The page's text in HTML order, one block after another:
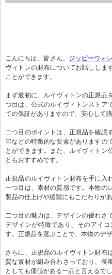
こんにちは、皆さん。 ジッピーウォ
ヴィトンの財布についてお話ししま
ことができます。
まず最初に、ルイヴィトンの正規品
つ目は、公式のルイヴィトンストア
ての保証がありますので、安心して
二つ目のポイントは、正規品を確認
印などの特徴的な要素がありますの
とができます。また、ルイヴィトン
ともおすすめです。
正規品のルイヴィトン財布を手に入
一つ目は、素材の質感です。本物の
製品の仕上げや縫製にもこだわりが
二つ目の魅力は、デザインの優れさ
デザインが特徴であり、そのアイ
す。正規品を選ぶことで、本物のデ
さらに、正規品のルイヴィトン財布
質な素材が組み合わさっており、長
としても価値がある一品と言えるでし